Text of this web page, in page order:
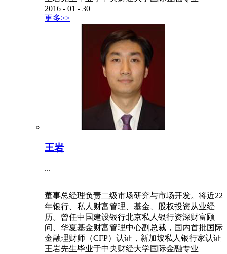
2016 - 01 - 30
更多>>
王岩
...
董事总经理负责二级市场研究与市场开发。将近22
年银行、私人财富管理、基金、股权投资从业经
历。曾任中国建设银行北京私人银行资深财富顾
问、华夏基金财富管理中心副总裁，国内首批国际
金融理财师（CFP）认证，新加坡私人银行家认证
王岩先生毕业于中央财经大学国际金融专业